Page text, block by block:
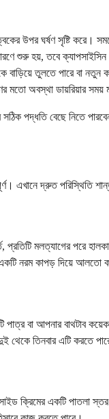
উপর ঘর্ষণ সৃষ্টি করে।
শুরু হয়, তবে
বাড়িয়ে তুলতে পারে বা
মতো অবস্থা ডায়রিয়ার সময়
পদ্ধতি বেছে নিতে
এখানে দ্রুত পরিস্থিতি
মলত্যাগের পরে
নরম কাপড় দিয়ে আলতো
বা আপনার বাথটাব
তিনবার এটি করতে
ক্রিমের একটি